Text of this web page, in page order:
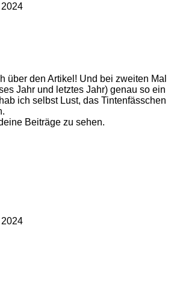
über den Artikel! Und bei zweiten Mal
Jahr und letztes Jahr) genau so ein
ich selbst Lust, das Tintenfässchen
Beiträge zu sehen.